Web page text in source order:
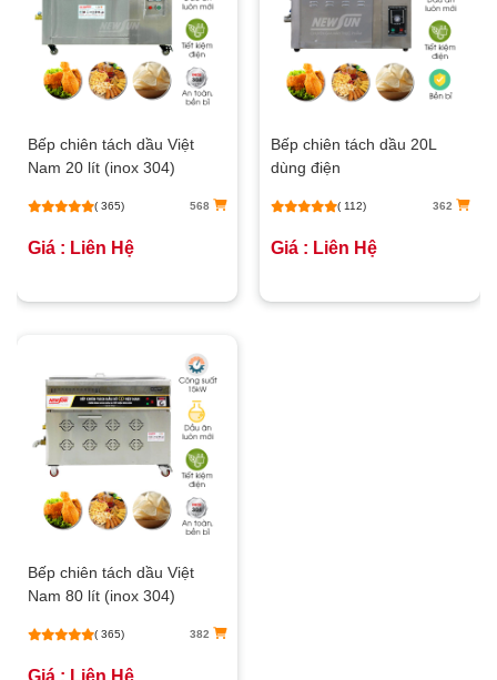
Bếp chiên tách dầu Việt
Nam 20 lít (inox 304)
( 365) 568
Giá : Liên Hệ
Bếp chiên tách dầu 20L
dùng điện
( 112) 362
Giá : Liên Hệ
Bếp chiên tách dầu Việt
Nam 80 lít (inox 304)
( 365) 382
Giá : Liên Hệ